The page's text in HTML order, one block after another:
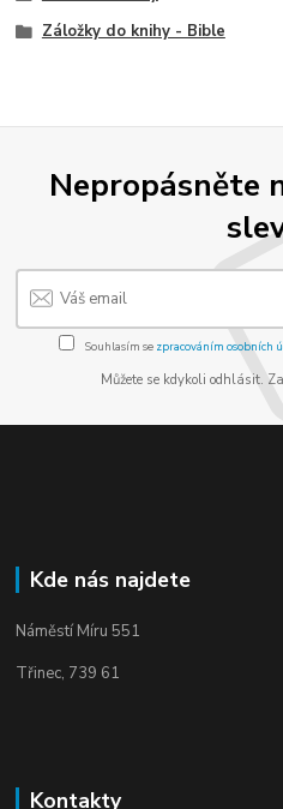
Záložky do knihy - Bible
Nepropásněte
Souhlasím se zpracováním osobních
Můžete se kdykoli odhlásit.
Kde nás najdete
Náměstí Míru 551
Třinec, 739 61
Kontakty